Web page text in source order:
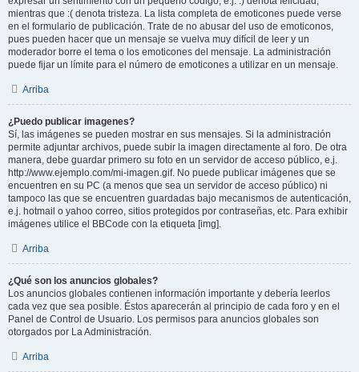
mientras que :( denota tristeza. La lista completa de emoticones puede verse
en el formulario de publicación. Trate de no abusar del uso de emoticonos,
pues pueden hacer que un mensaje se vuelva muy difícil de leer y un
moderador borre el tema o los emoticones del mensaje. La administración
puede fijar un límite para el número de emoticones a utilizar en un mensaje.
Arriba
¿Puedo publicar imagenes?
Sí, las imágenes se pueden mostrar en sus mensajes. Si la administración
permite adjuntar archivos, puede subir la imagen directamente al foro. De otra
manera, debe guardar primero su foto en un servidor de acceso público, e.j.
http://www.ejemplo.com/mi-imagen.gif. No puede publicar imágenes que se
encuentren en su PC (a menos que sea un servidor de acceso público) ni
tampoco las que se encuentren guardadas bajo mecanismos de autenticación,
e.j. hotmail o yahoo correo, sitios protegidos por contraseñas, etc. Para exhibir
imágenes utilice el BBCode con la etiqueta [img].
Arriba
¿Qué son los anuncios globales?
Los anuncios globales contienen información importante y debería leerlos
cada vez que sea posible. Éstos aparecerán al principio de cada foro y en el
Panel de Control de Usuario. Los permisos para anuncios globales son
otorgados por La Administración.
Arriba